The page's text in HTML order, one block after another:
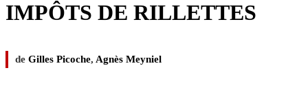
IMPÔTS DE RILLETTES
de Gilles Picoche, Agnès Meyniel